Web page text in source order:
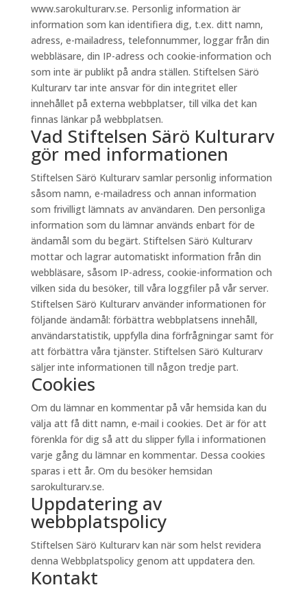
www.sarokulturarv.se. Personlig information är
information som kan identifiera dig, t.ex. ditt namn,
adress, e-mailadress, telefonnummer, loggar från din
webbläsare, din IP-adress och cookie-information och
som inte är publikt på andra ställen. Stiftelsen Särö
Kulturarv tar inte ansvar för din integritet eller
innehållet på externa webbplatser, till vilka det kan
finnas länkar på webbplatsen.
Vad Stiftelsen Särö Kulturarv
gör med informationen
Stiftelsen Särö Kulturarv samlar personlig information
såsom namn, e-mailadress och annan information
som frivilligt lämnats av användaren. Den personliga
information som du lämnar används enbart för de
ändamål som du begärt. Stiftelsen Särö Kulturarv
mottar och lagrar automatiskt information från din
webbläsare, såsom IP-adress, cookie-information och
vilken sida du besöker, till våra loggfiler på vår server.
Stiftelsen Särö Kulturarv använder informationen för
följande ändamål: förbättra webbplatsens innehåll,
användarstatistik, uppfylla dina förfrågningar samt för
att förbättra våra tjänster. Stiftelsen Särö Kulturarv
säljer inte informationen till någon tredje part.
Cookies
Om du lämnar en kommentar på vår hemsida kan du
välja att få ditt namn, e-mail i cookies. Det är för att
förenkla för dig så att du slipper fylla i informationen
varje gång du lämnar en kommentar. Dessa cookies
sparas i ett år. Om du besöker hemsidan
sarokulturarv.se.
Uppdatering av
webbplatspolicy
Stiftelsen Särö Kulturarv kan när som helst revidera
denna Webbplatspolicy genom att uppdatera den.
Kontakt